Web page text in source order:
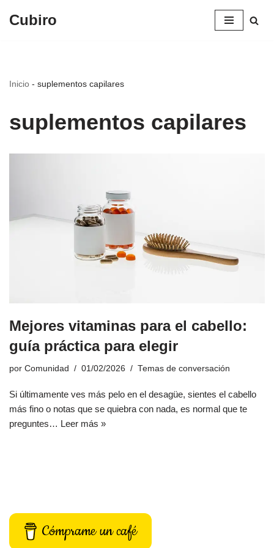
Cubiro
Inicio - suplementos capilares
suplementos capilares
Mejores vitaminas para el cabello:
guía práctica para elegir
por Comunidad 01/02/2026 Temas de conversación
Si últimamente ves más pelo en el desagüe, sientes el cabello
más fino o notas que se quiebra con nada, es normal que te
preguntes… Leer más »
Cómprame un café